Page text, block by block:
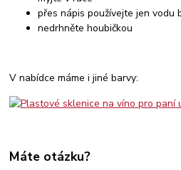
přes nápis používejte jen vodu
nedrhněte houbičkou
V nabídce máme i jiné barvy:
Máte otázku?